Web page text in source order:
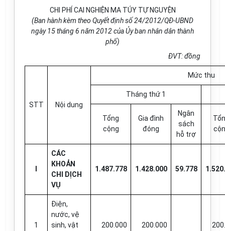
CHI PHÍ CAI NGHIỆN MA TÚY TỰ NGUYỆN
(Ban hành kèm theo Quyết định số 24/2012/QĐ-UBND
ngày 15 tháng 6 năm 2012 của Ủy ban nhân dân thành
phố)
ĐVT: đồng
STT Nội dung
Mức thu
Tháng thứ 1
Tổng
cộng
Gia đình
đóng
Ngân
sách
hỗ trợ
CÁC
KHOẢN
CHI DỊCH
VỤ
1.487.778 1.428.000 59.778
1
Điện,
nước, vệ
sinh, vật
200.000 200.000